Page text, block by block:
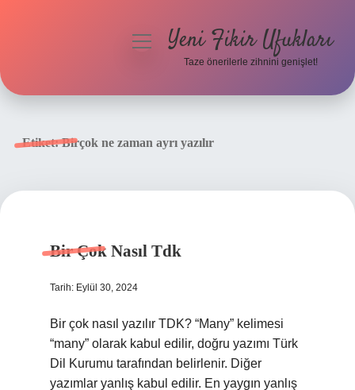
menüyüYeni Fikir Ufukları
Taze önerilerle zihnini genişlet!
Etiket:Birçok ne zaman ayrı yazılır
Bir Çok Nasıl Tdk
Tarih: Eylül 30, 2024
Bir çok nasıl yazılır TDK? “Many” kelimesi
“many” olarak kabul edilir, doğru yazımı Türk
Dil Kurumu tarafından belirlenir. Diğer
yazımlar yanlış kabul edilir. En yaygın yanlış